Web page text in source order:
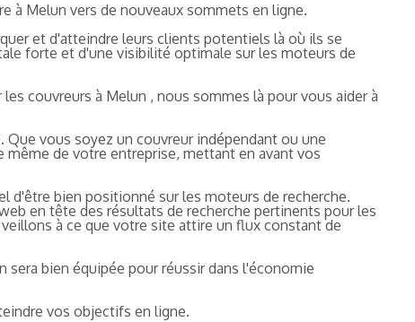
à Melun vers de nouveaux sommets en ligne.
et d'atteindre leurs clients potentiels là où ils se
forte et d'une visibilité optimale sur les moteurs de
couvreurs à Melun , nous sommes là pour vous aider à
vous soyez un couvreur indépendant ou une
de votre entreprise, mettant en avant vos
d'être bien positionné sur les moteurs de recherche.
en tête des résultats de recherche pertinents pour les
à ce que votre site attire un flux constant de
bien équipée pour réussir dans l'économie
vos objectifs en ligne.